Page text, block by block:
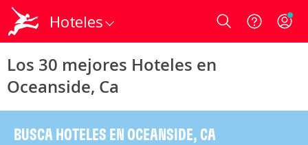
Hoteles Login
Los 30 mejores Hoteles en
Oceanside, Ca
BUSCA HOTELES EN OCEANSIDE, CA